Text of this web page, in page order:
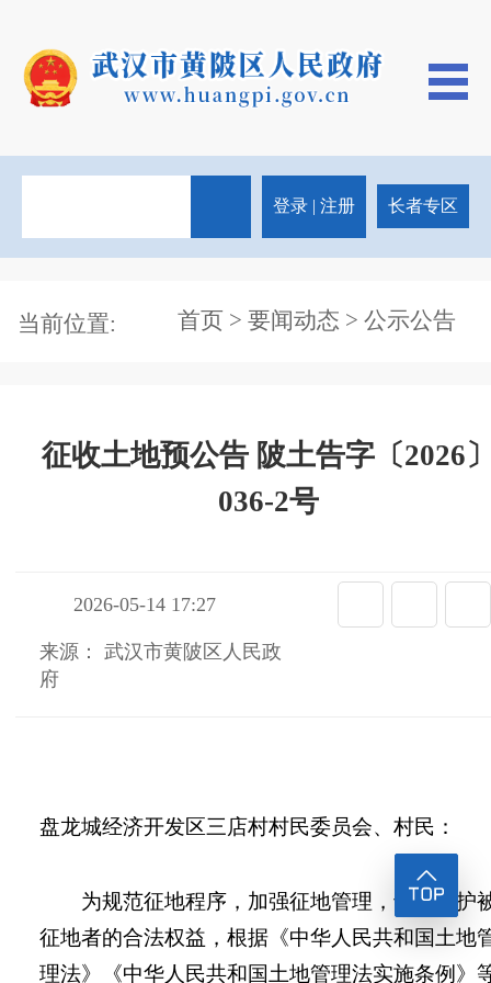
登录 | 注册 长者专区
当前位置: 首页 > 要闻动态 > 公示公告
征收土地预公告 陂土告字〔2026
036-2号
2026-05-14 17:27
来源： 武汉市黄陂区人民政
府
盘龙城经济开发区三店村村民委员会、村民：
为规范征地程序，加强征地管理，切实维护
征地者的合法权益，根据《中华人民共和国土地
理法》《中华人民共和国土地管理法实施条例》